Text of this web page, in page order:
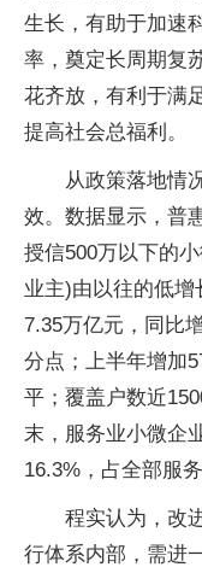
生长，有助于加速
率，奠定长周期复
花齐放，有利于满
提高社会总福利。
从政策落地情
效。数据显示，普
授信500万以下的
业主)由以往的低
7.35万亿元，同比
分点；上半年增加
平；覆盖户数近
末，服务业小微企
16.3%，占全部服
程实认为，改
行体系内部，需进